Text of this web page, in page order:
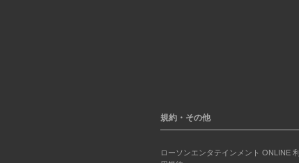
規約・その他
ローソンエンタテインメント ONLINE 利